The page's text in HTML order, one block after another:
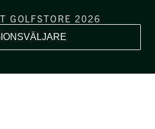
GOLFSTORE 2026